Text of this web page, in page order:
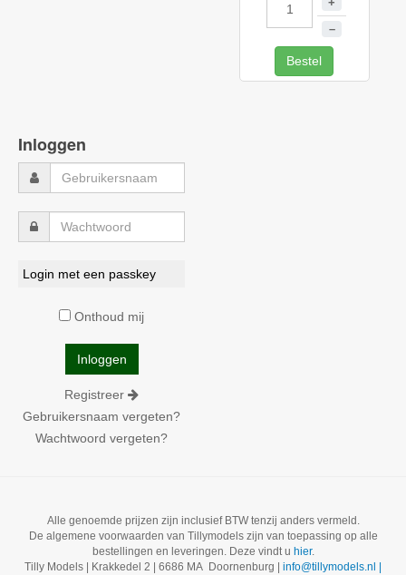
–
Bestel
Inloggen
Login met een passkey
Onthoud mij
Registreer
Gebruikersnaam vergeten?
Wachtwoord vergeten?
Alle genoemde prijzen zijn inclusief BTW tenzij anders vermeld.
De algemene voorwaarden van Tillymodels zijn van toepassing op alle
bestellingen en leveringen. Deze vindt u hier.
Tilly Models | Krakkedel 2 | 6686 MA Doornenburg | info@tillymodels.nl |